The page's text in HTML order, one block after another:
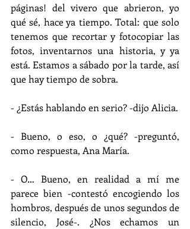
páginas! del vivero que abrieron, yo
qué sé, hace ya tiempo. Total: que solo
tenemos que recortar y fotocopiar las
fotos, inventarnos una historia, y ya
está. Estamos a sábado por la tarde, así
que hay tiempo de sobra.
- ¿Estás hablando en serio? -dijo Alicia.
- Bueno, o eso, o ¿qué? -preguntó,
como respuesta, Ana María.
- O… Bueno, en realidad a mí me
parece bien -contestó encogiendo los
hombros, después de unos segundos de
silencio, José-. ¿Nos echamos un